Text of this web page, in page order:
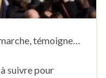
témoigne…
suivre pour